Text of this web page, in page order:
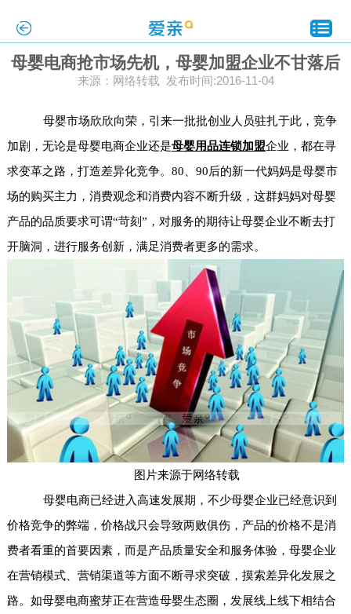
母婴电商抢市场先机，母婴加盟企业不甘落后
来源：网络转载 发布时间:2016-11-04
母婴市场欣欣向荣，引来一批批创业人员驻扎于此，竞争
加剧，无论是母婴电商企业还是母婴用品连锁加盟企业，都在寻
求变革之路，打造差异化竞争。80、90后的新一代妈妈是母婴市
场的购买主力，消费观念和消费内容不断升级，这群妈妈对母婴
产品的品质要求可谓“苛刻”，对服务的期待让母婴企业不断去打
开脑洞，进行服务创新，满足消费者更多的需求。
图片来源于网络转载
母婴电商已经进入高速发展期，不少母婴企业已经意识到
价格竞争的弊端，价格战只会导致两败俱伤，产品的价格不是消
费者看重的首要因素，而是产品质量安全和服务体验，母婴企业
在营销模式、营销渠道等方面不断寻求突破，摸索差异化发展之
路。如母婴电商蜜芽正在营造母婴生态圈，发展线上线下相结合